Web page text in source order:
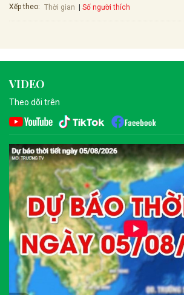
Xếp theo: Thời gian Số người thích
VIDEO
Theo dõi trên